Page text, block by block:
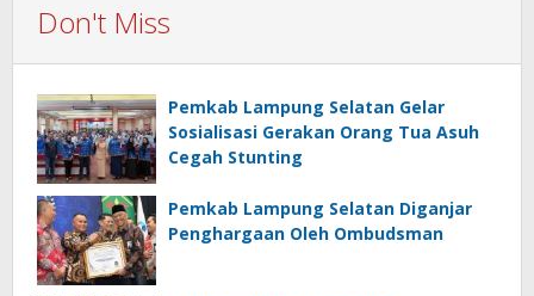
Don't Miss
Pemkab Lampung Selatan Gelar
Sosialisasi Gerakan Orang Tua Asuh
Cegah Stunting
Pemkab Lampung Selatan Diganjar
Penghargaan Oleh Ombudsman